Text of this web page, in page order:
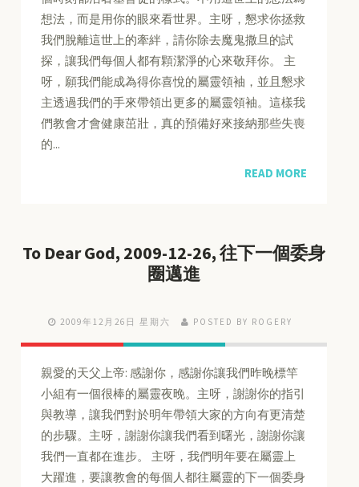
想法，而是用你的眼來看世界。主呀，懇求你拯救
我們脫離這世上的牽絆，請你除去魔鬼撒旦的試
探，讓我們每個人都有顆潔淨的心來敬拜你。 主
呀，願我們能成為得你喜悅的屬靈領袖，並且懇求
主透過我們的手來帶領出更多的屬靈領袖。這樣我
們教會才會健康茁壯，真的預備好來接納那些失喪
的...
READ MORE
To Dear God, 2009-12-26, 往下一個委身
圈邁進
2009年12月26日 星期六 POSTED BY ROGERY
親愛的天父上帝: 感謝你，感謝你讓我們昨晚標竿
小組有一個很棒的屬靈夜晚。主呀，謝謝你的指引
與教導，讓我們對於明年帶領大家的方向有更清楚
的步驟。主呀，謝謝你讓我們看到曙光，謝謝你讓
我們一直都在進步。 主呀，我們明年要在屬靈上
大躍進，要讓教會的每個人都往屬靈的下一個委身